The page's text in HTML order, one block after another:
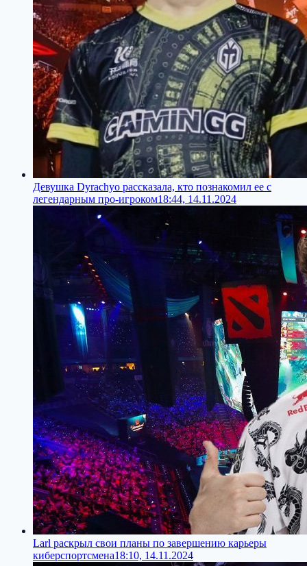
Девушка Dyrachyo рассказала, кто познакомил ее с
легендарным про-игроком18:44, 14.11.2024
Larl раскрыл свои планы по завершению карьеры
киберспортсмена18:10, 14.11.2024